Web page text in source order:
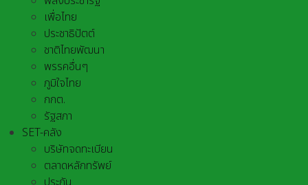
เพื่อไทย
ประชาธิปัตต์
ชาติไทยพัฒนา
พรรคอื่นๆ
ภูมิใจไทย
กกต.
รัฐสภา
SET-คลัง
บริษัทจดทะเบียน
ตลาดหลักทรัพย์